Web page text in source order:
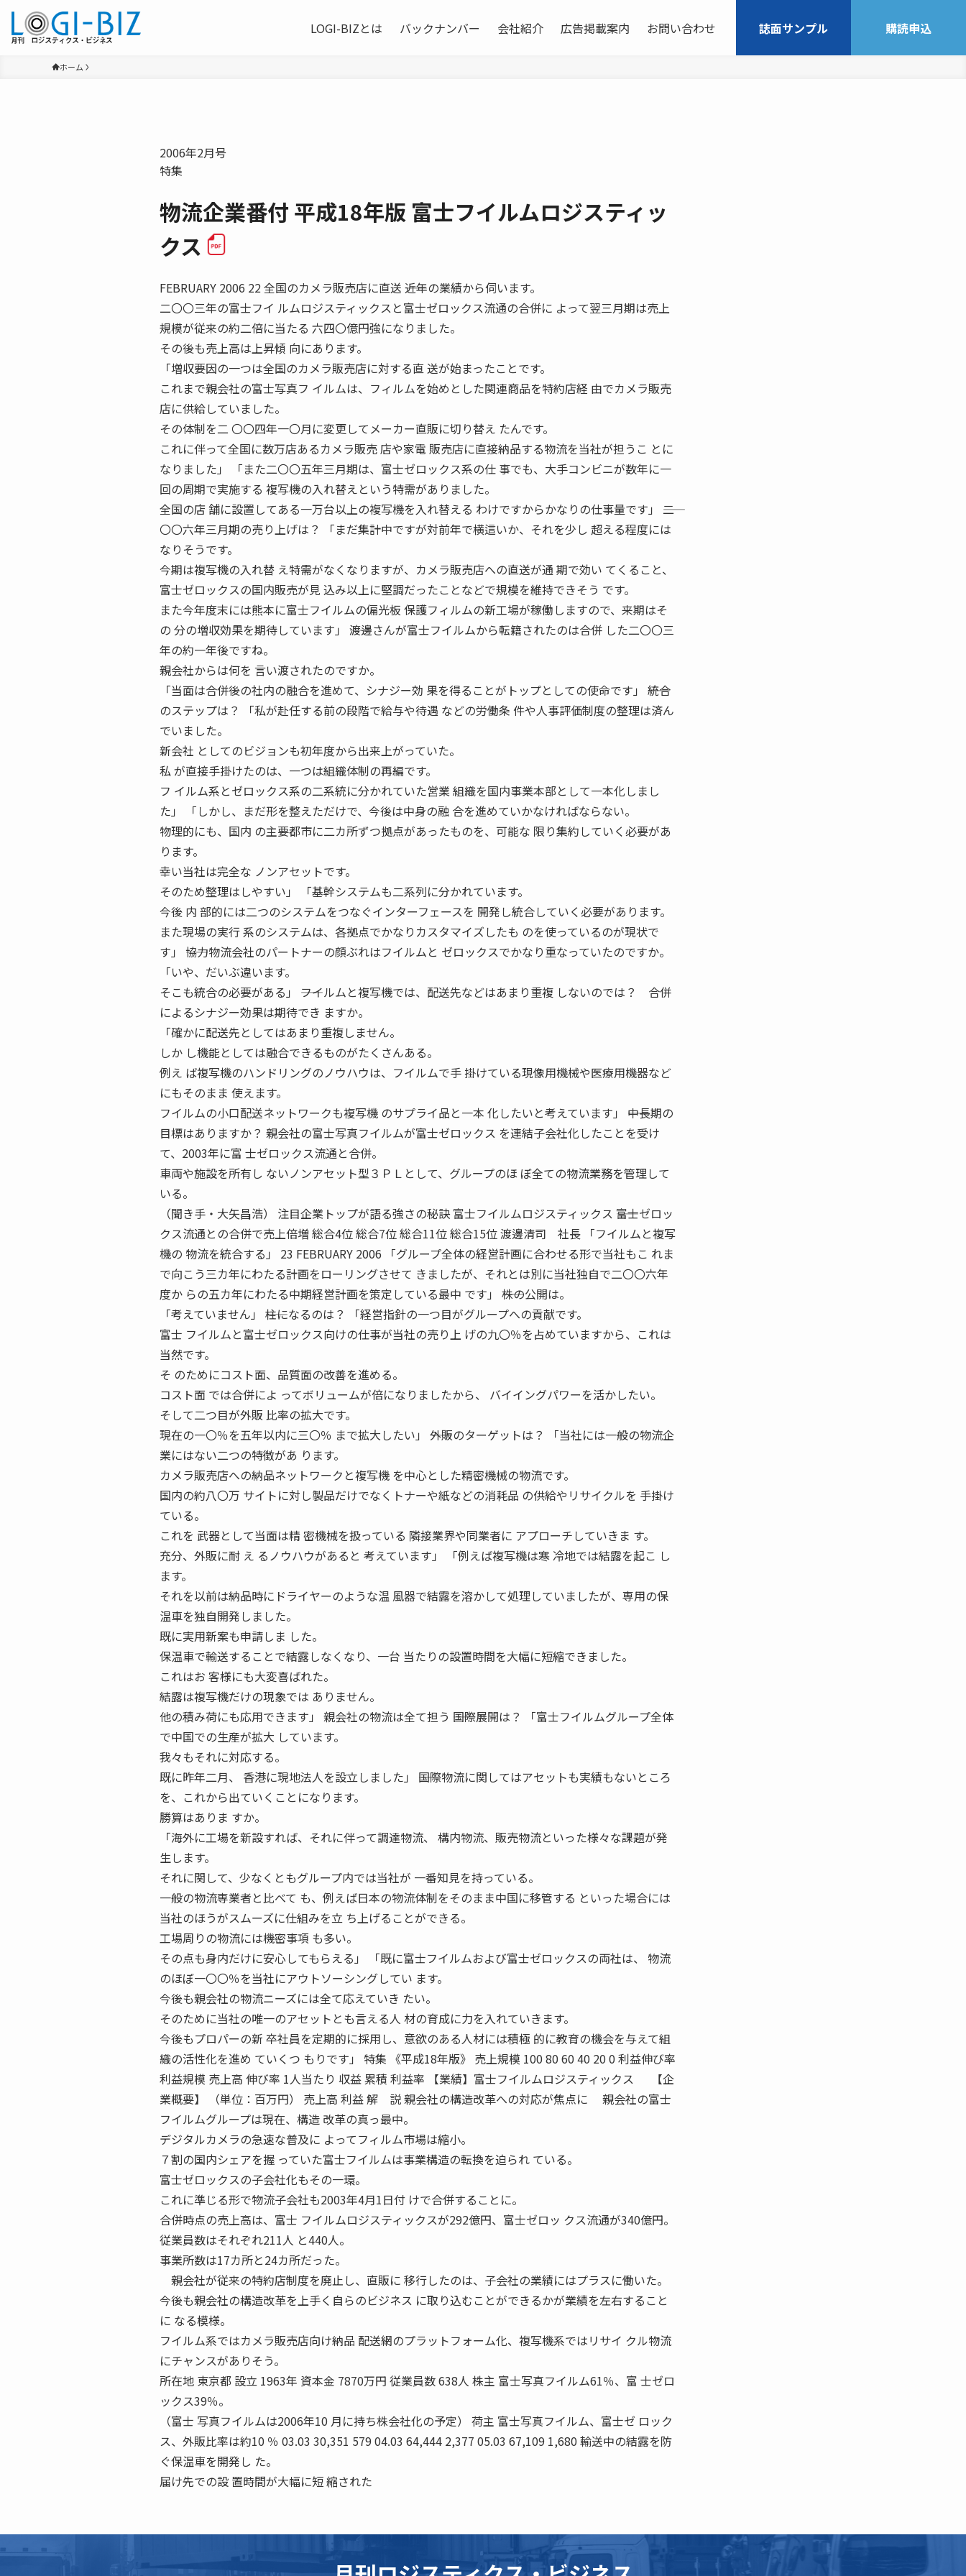
LOGI-BIZとは バックナンバー 会社紹介 広告掲載案内 お問い合わせ 誌面サンプル 購読申込
ホーム
2006年2月号
特集
物流企業番付 平成18年版 富士フイルムロジスティッ
クス
FEBRUARY 2006 22 全国のカメラ販売店に直送 ――近年の業績から伺います。
二〇〇三年の富士フイ ルムロジスティックスと富士ゼロックス流通の合併に よって翌三月期は売上
規模が従来の約二倍に当たる 六四〇億円強になりました。
その後も売上高は上昇傾 向にあります。
「増収要因の一つは全国のカメラ販売店に対する直 送が始まったことです。
これまで親会社の富士写真フ イルムは、フィルムを始めとした関連商品を特約店経 由でカメラ販売
店に供給していました。
その体制を二 〇〇四年一〇月に変更してメーカー直販に切り替え たんです。
これに伴って全国に数万店あるカメラ販売 店や家電 販売店に直接納品する物流を当社が担うこ とに
なりました」 「また二〇〇五年三月期は、富士ゼロックス系の仕 事でも、大手コンビニが数年に一
回の周期で実施する 複写機の入れ替えという特需がありました。
全国の店 舗に設置してある一万台以上の複写機を入れ替える わけですからかなりの仕事量です」 ――二
〇〇六年三月期の売り上げは？ 「まだ集計中ですが対前年で横這いか、それを少し 超える程度には
なりそうです。
今期は複写機の入れ替 え特需がなくなりますが、カメラ販売店への直送が通 期で効い てくること、
富士ゼロックスの国内販売が見 込み以上に堅調だったことなどで規模を維持できそう です。
また今年度末には熊本に富士フイルムの偏光板 保護フィルムの新工場が稼働しますので、来期はそ
の 分の増収効果を期待しています」 ――渡邊さんが富士フイルムから転籍されたのは合併 した二〇〇三
年の約一年後ですね。
親会社からは何を 言い渡されたのですか。
「当面は合併後の社内の融合を進めて、シナジー効 果を得ることがトップとしての使命です」 ――統合
のステップは？ 「私が赴任する前の段階で給与や待遇 などの労働条 件や人事評価制度の整理は済ん
でいました。
新会社 としてのビジョンも初年度から出来上がっていた。
私 が直接手掛けたのは、一つは組織体制の再編です。
フ イルム系とゼロックス系の二系統に分かれていた営業 組織を国内事業本部として一本化しまし
た」 「しかし、まだ形を整えただけで、今後は中身の融 合を進めていかなければならない。
物理的にも、国内 の主要都市に二カ所ずつ拠点があったものを、可能な 限り集約していく必要があ
ります。
幸い当社は完全な ノンアセットです。
そのため整理はしやすい」 「基幹システムも二系列に分かれています。
今後 内 部的には二つのシステムをつなぐインターフェースを 開発し統合していく必要があります。
また現場の実行 系のシステムは、各拠点でかなりカスタマイズしたも のを使っているのが現状で
す」 ――協力物流会社のパートナーの顔ぶれはフイルムと ゼロックスでかなり重なっていたのですか。
「いや、だいぶ違います。
そこも統合の必要がある」 ――フイルムと複写機では、配送先などはあまり重複 しないのでは？ 合併
によるシナジー効果は期待でき ますか。
「確かに配送先としてはあまり重複しません。
しか し機能としては融合できるものがたくさんある。
例え ば複写機のハンドリングのノウハウは、フイルムで手 掛けている現像用機械や医療用機器など
にもそのまま 使えます。
フイルムの小口配送ネットワークも複写機 のサプライ品と一本 化したいと考えています」 ――中長期の
目標はありますか？ 親会社の富士写真フイルムが富士ゼロックス を連結子会社化したことを受け
て、2003年に富 士ゼロックス流通と合併。
車両や施設を所有し ないノンアセット型３ＰＬとして、グループのほ ぼ全ての物流業務を管理して
いる。
（聞き手・大矢昌浩） 注目企業トップが語る強さの秘訣 富士フイルムロジスティックス ――富士ゼロッ
クス流通との合併で売上倍増 総合4位 総合7位 総合11位 総合15位 渡邊清司 社長 「フイルムと複写
機の 物流を統合する」 23 FEBRUARY 2006 「グループ全体の経営計画に合わせる形で当社もこ れま
で向こう三カ年にわたる計画をローリングさせて きましたが、それとは別に当社独自で二〇〇六年
度か らの五カ年にわたる中期経営計画を策定している最中 です」 ――株の公開は。
「考えていません」 ――柱になるのは？ 「経営指針の一つ目がグループへの貢献です。
富士 フイルムと富士ゼロックス向けの仕事が当社の売り上 げの九〇％を占めていますから、これは
当然です。
そ のためにコスト面、品質面の改善を進める。
コスト面 では合併によ ってボリュームが倍になりましたから、 バイイングパワーを活かしたい。
そして二つ目が外販 比率の拡大です。
現在の一〇％を五年以内に三〇％ まで拡大したい」 ――外販のターゲットは？ 「当社には一般の物流企
業にはない二つの特徴があ ります。
カメラ販売店への納品ネットワークと複写機 を中心とした精密機械の物流です。
国内の約八〇万 サイトに対し製品だけでなくトナーや紙などの消耗品 の供給やリサイクルを 手掛け
ている。
これを 武器として当面は精 密機械を扱っている 隣接業界や同業者に アプローチしていきま す。
充分、外販に耐 え るノウハウがあると 考えています」 「例えば複写機は寒 冷地では結露を起こ し
ます。
それを以前は納品時にドライヤーのような温 風器で結露を溶かして処理していましたが、専用の保
温車を独自開発しました。
既に実用新案も申請しま した。
保温車で輸送することで結露しなくなり、一台 当たりの設置時間を大幅に短縮できました。
これはお 客様にも大変喜ばれた。
結露は複写機だけの現象では ありません。
他の積み荷にも応用できます」 親会社の物流は全て担う ――国際展開は？ 「富士フイルムグループ全体
で中国での生産が拡大 しています。
我々もそれに対応する。
既に昨年二月、 香港に現地法人を設立しました」 ――国際物流に関してはアセットも実績もないところ
を、これから出ていくことになります。
勝算はありま すか。
「海外に工場を新設すれば、それに伴って調達物流、 構内物流、販売物流といった様々な課題が発
生します。
それに関して、少なくともグループ内では当社が 一番知見を持っている。
一般の物流専業者と比べて も、例えば日本の物流体制をそのまま中国に移管する といった場合には
当社のほうがスムーズに仕組みを立 ち上げることができる。
工場周りの物流には機密事項 も多い。
その点も身内だけに安心してもらえる」 「既に富士フイルムおよび富士ゼロックスの両社は、 物流
のほぼ一〇〇％を当社にアウトソーシングしてい ます。
今後も親会社の物流ニーズには全て応えていき たい。
そのために当社の唯一のアセットとも言える人 材の育成に力を入れていきます。
今後もプロパーの新 卒社員を定期的に採用し、意欲のある人材には積極 的に教育の機会を与えて組
織の活性化を進め ていくつ もりです」 特集 《平成18年版》 売上規模 100 80 60 40 20 0 利益伸び率
利益規模 売上高 伸び率 1人当たり 収益 累積 利益率 【業績】富士フイルムロジスティックス 【企
業概要】 （単位：百万円） 売上高 利益 解 説 親会社の構造改革への対応が焦点に 親会社の富士
フイルムグループは現在、構造 改革の真っ最中。
デジタルカメラの急速な普及に よってフィルム市場は縮小。
７割の国内シェアを握 っていた富士フイルムは事業構造の転換を迫られ ている。
富士ゼロックスの子会社化もその一環。
これに準じる形で物流子会社も2003年4月1日付 けで合併することに。
合併時点の売上高は、富士 フイルムロジスティックスが292億円、富士ゼロッ クス流通が340億円。
従業員数はそれぞれ211人 と440人。
事業所数は17カ所と24カ所だった。
親会社が従来の特約店制度を廃止し、直販に 移行したのは、子会社の業績にはプラスに働いた。
今後も親会社の構造改革を上手く自らのビジネス に取り込むことができるかが業績を左右すること
に なる模様。
フイルム系ではカメラ販売店向け納品 配送網のプラットフォーム化、複写機系ではリサイ クル物流
にチャンスがありそう。
所在地 東京都 設立 1963年 資本金 7870万円 従業員数 638人 株主 富士写真フイルム61％、富 士ゼロ
ックス39％。
（富士 写真フイルムは2006年10 月に持ち株会社化の予定） 荷主 富士写真フイルム、富士ゼ ロック
ス、外販比率は約10 ％ 03.03 30,351 579 04.03 64,444 2,377 05.03 67,109 1,680 輸送中の結露を防
ぐ保温車を開発し た。
届け先での設 置時間が大幅に短 縮された